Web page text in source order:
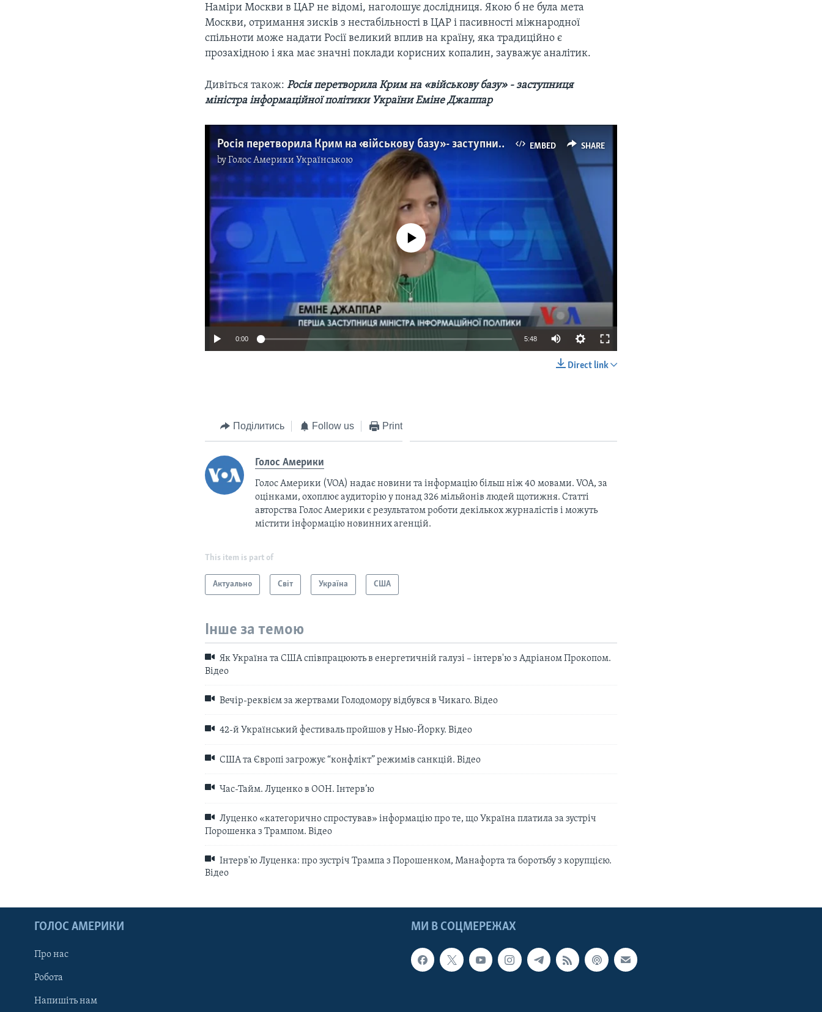
Наміри Москви в ЦАР не відомі, наголошує дослідниця. Якою б не була мета
Москви, отримання зисків з нестабільності в ЦАР і пасивності міжнародної
спільноти може надати Росії великий вплив на країну, яка традиційно є
прозахідною і яка має значні поклади корисних копалин, зауважує аналітик.
Дивіться також: Росія перетворила Крим на «військову базу» - заступниця
міністра інформаційної політики України Еміне Джаппар
EMBED SHARE
Росія перетворила Крим на «військову базу» - заступниця міністра інформаційної політики України Еміне Джаппар. Відео
byГолос Америки Українською
No media source currently available
0:00 5:48
Direct link
Поділитись Follow us Print
Голос Америки
Голос Америки (VOA) надає новини та інформацію більш ніж 40 мовами. VOA, за
оцінками, охоплює аудиторію у понад 326 мільйонів людей щотижня. Статті
авторства Голос Америки є результатом роботи декількох журналістів і можуть
містити інформацію новинних агенцій.
This item is part of
Актуально Світ Україна США
Інше за темою
Як Україна та США співпрацюють в енергетичній галузі – інтерв'ю з Адріаном Прокопом.
Відео
Вечір-реквієм за жертвами Голодомору відбувся в Чикаго. Відео
42-й Український фестиваль пройшов у Нью-Йорку. Відео
США та Європі загрожує “конфлікт” режимів санкцій. Відео
Час-Тайм. Луценко в ООН. Інтерв’ю
Луценко «категорично спростував» інформацію про те, що Україна платила за зустріч
Порошенка з Трампом. Відео
Інтерв'ю Луценка: про зустріч Трампа з Порошенком, Манафорта та боротьбу з корупцією.
Відео
МИ В СОЦМЕРЕЖАХ
ГОЛОС АМЕРИКИ
Про нас
Робота
Напишіть нам